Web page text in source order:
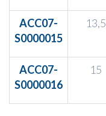
ACC07-
S0000015
13,5
ACC07-
S0000016
15